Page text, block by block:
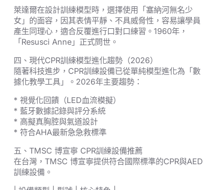
萊達爾在設計訓練模型時，選擇使用「塞納河無名少
女」的面容，因其表情平靜、不具威脅性，容易讓學員
產生同理心，適合反覆進行口對口練習。1960年，
「Resusci Anne」正式問世。
四、現代CPR訓練模型進化趨勢（2026）
隨著科技進步，CPR訓練設備已從單純模型進化為「數
據化教學工具」。2026年主要趨勢：
* 視覺化回饋（LED血流模擬）
* 藍牙數據記錄與評分系統
* 高擬真胸腔與氣道設計
* 符合AHA最新急急救標準
五、TMSC 博宣寧 CPR訓練設備推薦
在台灣，TMSC 博宣寧提供符合國際標準的CPR與AED
訓練設備。